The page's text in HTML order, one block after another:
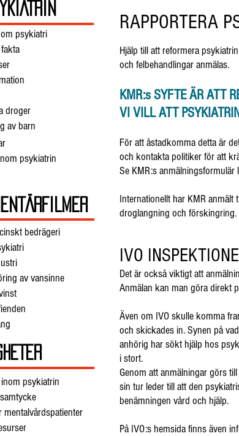
psykiatri
droger
av barn
psykiatrin
bedrägeri
av vansinne
psykiatrin
mentalvårdspatienter
RAPPORTERA
Hjälp till att reformera
och felbehandlingar anmälas.
KMR:s SYFTE ÄR ATT
VI VILL ATT
För att åstadkomma detta är
och kontakta politiker för att
Se KMR:s anmälningsformulär
Internationellt har KMR
droglangning och förskingring.
IVO
Det är också viktigt att
Anmälan kan man göra direkt
Även om IVO skulle komma
och skickades in. Synen på
anhörig har sökt hjälp hos
i stort.
Genom att anmälningar görs
sin tur leder till att den
benämningen vård och hjälp.
På IVO:s hemsida finns även